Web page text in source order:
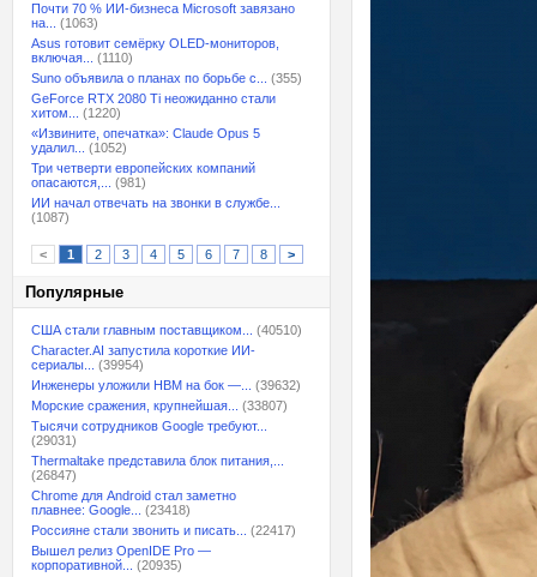
Почти 70 % ИИ-бизнеса Microsoft завязано
на...
(1063)
Asus готовит семёрку OLED-мониторов,
включая...
(1110)
Suno объявила о планах по борьбе с...
(355)
GeForce RTX 2080 Ti неожиданно стали
хитом...
(1220)
«Извините, опечатка»: Claude Opus 5
удалил...
(1052)
Три четверти европейских компаний
опасаются,...
(981)
ИИ начал отвечать на звонки в службе...
(1087)
< 1 2 3 4 5 6 7 8 >
Популярные
США стали главным поставщиком...
(40510)
Character.AI запустила короткие ИИ-
сериалы...
(39954)
Инженеры уложили HBM на бок —...
(39632)
Морские сражения, крупнейшая...
(33807)
Тысячи сотрудников Google требуют...
(29031)
Thermaltake представила блок питания,...
(26847)
Chrome для Android стал заметно
плавнее: Google...
(23418)
Россияне стали звонить и писать...
(22417)
Вышел релиз OpenIDE Pro —
корпоративной...
(20935)